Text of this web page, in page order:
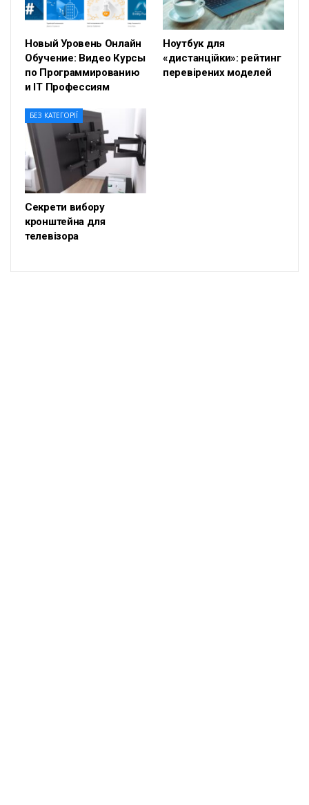
Новый Уровень Онлайн
Обучение: Видео Курсы
по Программированию
и IT Профессиям
Ноутбук для
«дистанційки»: рейтинг
перевірених моделей
БЕЗ КАТЕГОРІЇ
Секрети вибору
кронштейна для
телевізора